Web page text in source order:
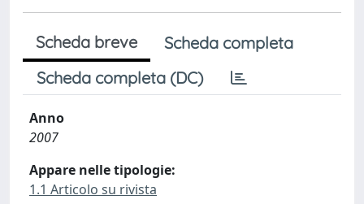
Scheda breve
Scheda completa
Scheda completa (DC)
Anno
2007
Appare nelle tipologie:
1.1 Articolo su rivista